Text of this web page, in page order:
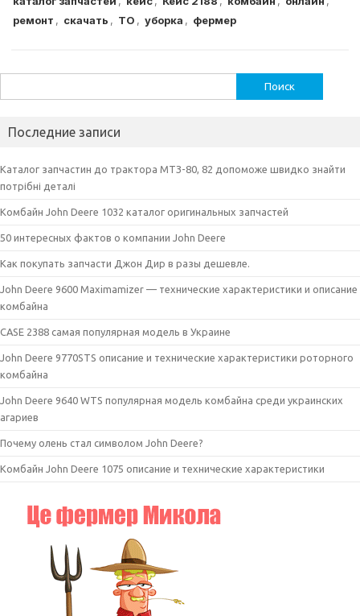
ra A
p
b
o
k
e
g
er
r
и
т
ремонт , скачать , ТО , уборка , фермер
Последние записи
Каталог запчастин до трактора МТЗ-80, 82 допоможе швидко знайти
потрібні деталі
Комбайн John Deere 1032 каталог оригинальных запчастей
50 интересных фактов о компании John Deere
Как покупать запчасти Джон Дир в разы дешевле.
John Deere 9600 Maximamizer — технические характеристики и описание
комбайна
CASE 2388 самая популярная модель в Украине
John Deere 9770STS описание и технические характеристики роторного
комбайна
John Deere 9640 WTS популярная модель комбайна среди украинских
агариев
Почему олень стал символом John Deere?
Комбайн John Deere 1075 описание и технические характеристики